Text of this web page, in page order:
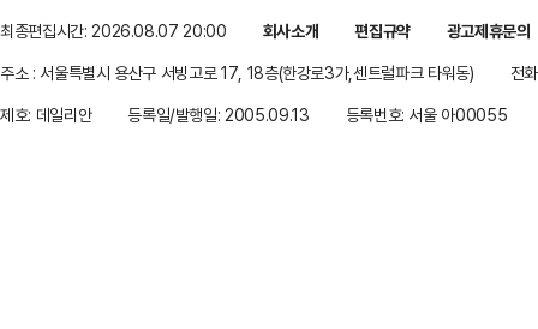
최종편집시간: 2026.08.07 20:00 회사소개 편집규약
광고제휴문의
주소 : 서울특별시 용산구 서빙고로 17, 18층(한강로3가,센트럴파크 타워동)
전
제호: 데일리안
등록일/발행일: 2005.09.13 등록번호: 서울 아00055